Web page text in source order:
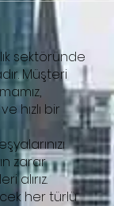
sektöründe
Müşteri
hızlı bir
zarar
alırız.
her türlü